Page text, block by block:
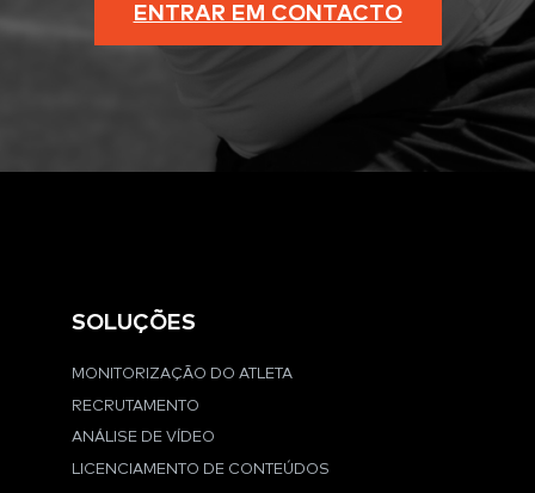
ENTRAR EM CONTACTO
SOLUÇÕES
MONITORIZAÇÃO DO ATLETA
RECRUTAMENTO
ANÁLISE DE VÍDEO
LICENCIAMENTO DE CONTEÚDOS